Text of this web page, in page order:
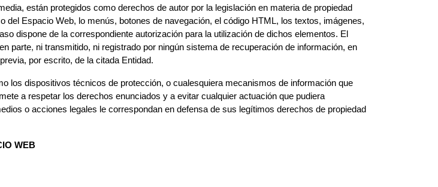
están protegidos como derechos de autor por la legislación en materia de propiedad
del Espacio Web, lo menús, botones de navegación, el código HTML, los textos, imágenes,
dispone de la correspondiente autorización para la utilización de dichos elementos. El
parte, ni transmitido, ni registrado por ningún sistema de recuperación de información, en
por escrito, de la citada Entidad.
los dispositivos técnicos de protección, o cualesquiera mecanismos de información que
a respetar los derechos enunciados y a evitar cualquier actuación que pudiera
o acciones legales le correspondan en defensa de sus legítimos derechos de propiedad
WEB